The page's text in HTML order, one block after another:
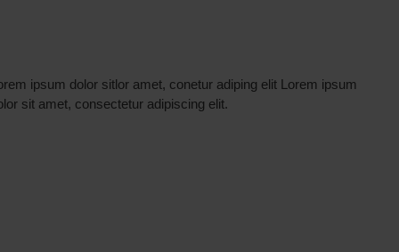
sit amet, consectetur adipiscing elit.